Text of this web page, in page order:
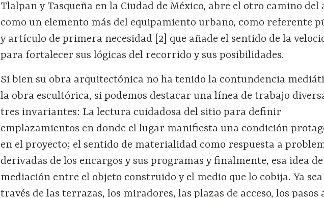
Tlalpan y Tasqueña en la Ciudad de México, abre el otro camino del
como un elemento más del equipamiento urbano, como referente
y artículo de primera necesidad [2] que añade el sentido de la
para fortalecer sus lógicas del recorrido y sus posibilidades.
Si bien su obra arquitectónica no ha tenido la contundencia
la obra escultórica, si podemos destacar una línea de trabajo
tres invariantes: La lectura cuidadosa del sitio para definir
emplazamientos en donde el lugar manifiesta una condición
en el proyecto; el sentido de materialidad como respuesta a
derivadas de los encargos y sus programas y finalmente, esa idea de
mediación entre el objeto construido y el medio que lo cobija. Ya sea
través de las terrazas, los miradores, las plazas de acceso, los pasos